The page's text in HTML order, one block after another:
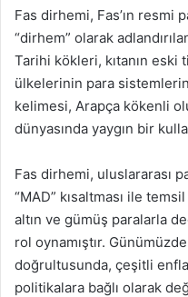
Fas dirhemi, Fas’ın
“dirhem” olarak
Tarihi kökleri, kıtanın eski
ülkelerinin para
kelimesi, Arapça kökenli
dünyasında yaygın bir
Fas dirhemi, uluslararası
“MAD” kısaltması ile
altın ve gümüş paralarla
rol oynamıştır.
doğrultusunda, çeşitli
politikalara bağlı olarak